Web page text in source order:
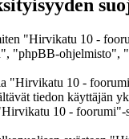
"Hirvikatu 10 -
"phpBB-
"Hirvikatu 10 -
tiedon käyttäjän
10 -